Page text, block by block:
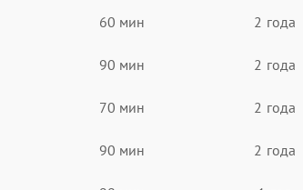
60 мин 2 года
90 мин 2 года
70 мин 2 года
90 мин 2 года